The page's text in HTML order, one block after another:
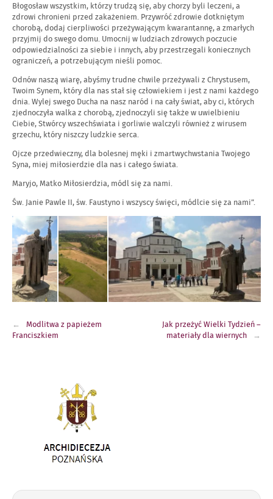
Błogosław wszystkim, którzy trudzą się, aby chorzy byli leczeni, a
zdrowi chronieni przed zakażeniem. Przywróć zdrowie dotkniętym
chorobą, dodaj cierpliwości przeżywającym kwarantannę, a zmarłych
przyjmij do swego domu. Umocnij w ludziach zdrowych poczucie
odpowiedzialności za siebie i innych, aby przestrzegali koniecznych
ograniczeń, a potrzebującym nieśli pomoc.
Odnów naszą wiarę, abyśmy trudne chwile przeżywali z Chrystusem,
Twoim Synem, który dla nas stał się człowiekiem i jest z nami każdego
dnia. Wylej swego Ducha na nasz naród i na cały świat, aby ci, których
zjednoczyła walka z chorobą, zjednoczyli się także w uwielbieniu
Ciebie, Stwórcy wszechświata i gorliwie walczyli również z wirusem
grzechu, który niszczy ludzkie serca.
Ojcze przedwieczny, dla bolesnej męki i zmartwychwstania Twojego
Syna, miej miłosierdzie dla nas i całego świata.
Maryjo, Matko Miłosierdzia, módl się za nami.
Św. Janie Pawle II, św. Faustyno i wszyscy święci, módlcie się za nami”.
wpisuModlitwa z papieżem
Franciszkiem
Jak przeżyć Wielki Tydzień –
materiały dla wiernych